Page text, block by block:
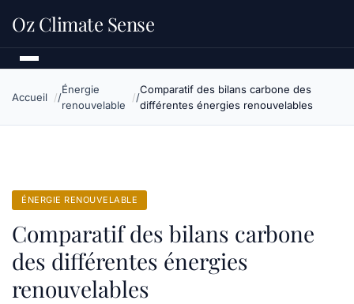
Oz Climate Sense
Accueil
Énergie
renouvelable
Comparatif des bilans carbone des
différentes énergies renouvelables
ÉNERGIE RENOUVELABLE
Comparatif des bilans carbone
des différentes énergies
renouvelables